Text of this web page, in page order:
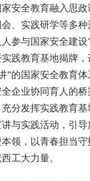
安全教育融入思
、实践研学等多种
参与国家安全建
践教育基地揭牌
”的国家安全教育
企业协同育人的
分发挥实践教育
与实践活动，引
领，以青春担当
工大力量。